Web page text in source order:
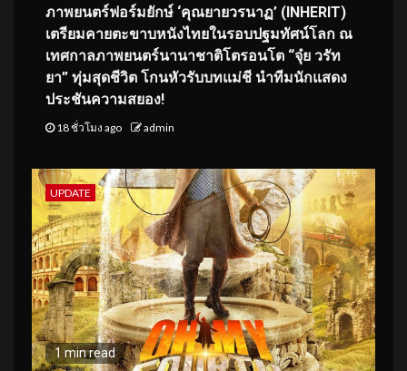
ภาพยนตร์ฟอร์มยักษ์ ‘คุณยายวรนาฏ’ (INHERIT)
เตรียมคายตะขาบหนังไทยในรอบปฐมทัศน์โลก ณ
เทศกาลภาพยนตร์นานาชาติโตรอนโต “จุ๋ย วรัท
ยา” ทุ่มสุดชีวิต โกนหัวรับบทแม่ชี นำทีมนักแสดง
ประชันความสยอง!
18 ชั่วโมง ago admin
UPDATE
1 min read